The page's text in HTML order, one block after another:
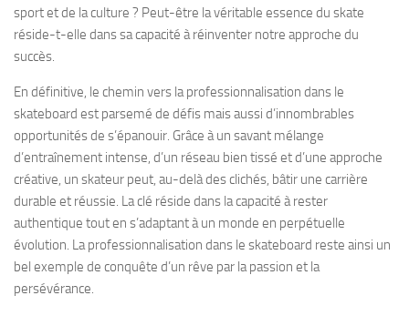
sport et de la culture ? Peut-être la véritable essence du skate
réside-t-elle dans sa capacité à réinventer notre approche du
succès.
En définitive, le chemin vers la professionnalisation dans le
skateboard est parsemé de défis mais aussi d’innombrables
opportunités de s’épanouir. Grâce à un savant mélange
d’entraînement intense, d’un réseau bien tissé et d’une approche
créative, un skateur peut, au-delà des clichés, bâtir une carrière
durable et réussie. La clé réside dans la capacité à rester
authentique tout en s’adaptant à un monde en perpétuelle
évolution. La professionnalisation dans le skateboard reste ainsi un
bel exemple de conquête d’un rêve par la passion et la
persévérance.